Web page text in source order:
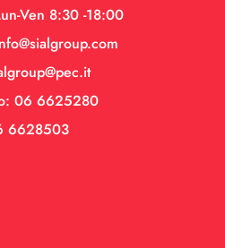
Ven 8:30 -18:00
06 6625280
6628503